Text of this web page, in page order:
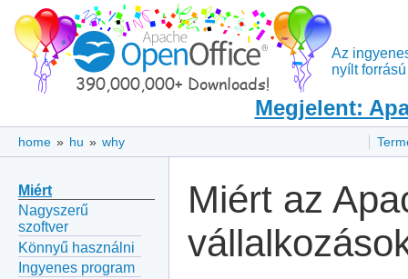
Az
nyílt
Megjelent:
home » hu » why
Miért
Nagyszerű
szoftver
Könnyű használni
Ingyenes program
Miért az